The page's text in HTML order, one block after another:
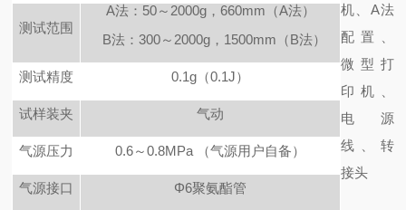
测试范围
A法：50～2000g，660mm（A法）
B法：300～2000g，1500mm（B法）
测试精度 0.1g （0.1J）
试样装夹 气动
气源压力 0.6～0.8MPa （气源用户自备）
气源接口 Φ6聚氨酯管
机、A法
配置、
微型打
印机、
电源
线、转
接头